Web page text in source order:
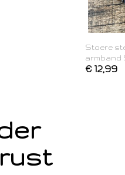
Stoere
armband
€ 12,99